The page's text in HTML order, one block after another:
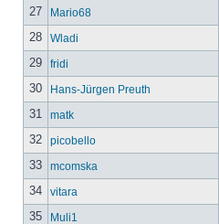
27 Mario68
28 Wladi
29 fridi
30 Hans-Jürgen Preuth
31 matk
32 picobello
33 mcomska
34 vitara
35 Muli1